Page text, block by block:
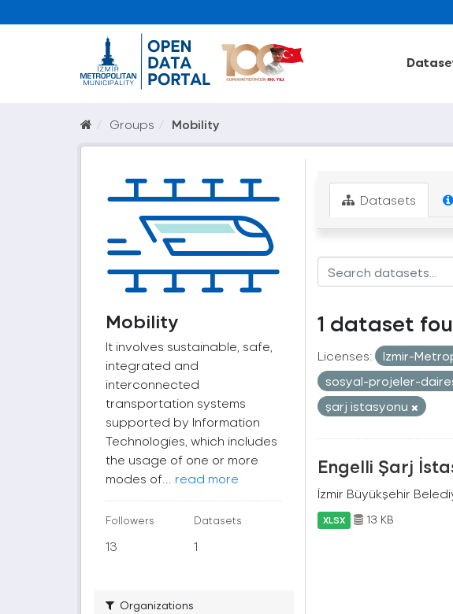
Groups Mobility
Mobility
It involves sustainable, safe,
integrated and
interconnected
transportation systems
supported by Information
Technologies, which includes
the usage of one or more
modes of... read more
Followers
13
Datasets
1
Organizations
Datasets
1 dataset
Licenses: Izmir-
sosyal-projeler-
şarj istasyonu
Engelli Şarj
İzmir Büyükşehir
XLSX 13 KB